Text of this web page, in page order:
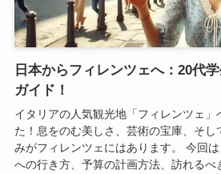
日本からフィレンツェへ：20代
ガイド！
イタリアの人気観光地「フィレンツェ」
た！息をのむ美しさ、芸術の宝庫、そし
みがフィレンツェにはあります。 今回
への行き方、予算の計画方法、訪れるべ